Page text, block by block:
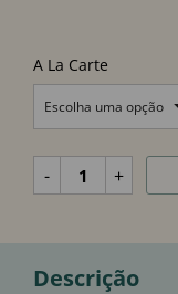
A La Carte
Escolha uma opção
- +
Descrição